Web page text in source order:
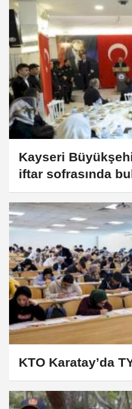
Kayseri
iftar sofrasında
KTO Karatay’da